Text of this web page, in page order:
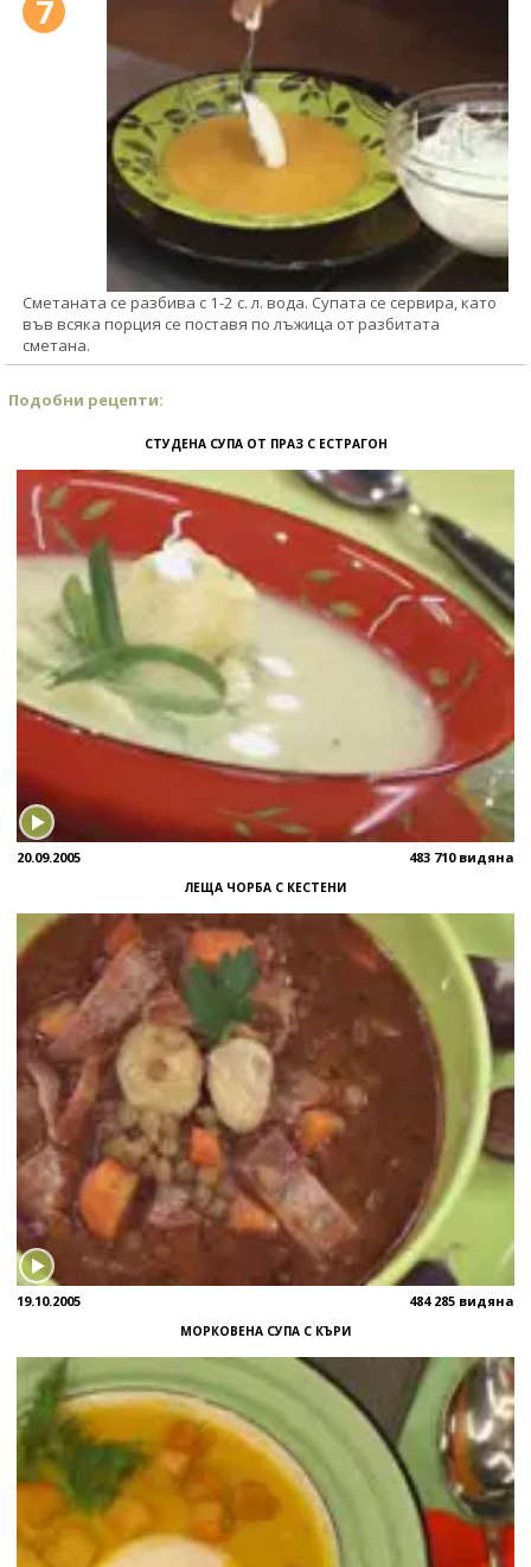
7
Сметаната се разбива с 1-2 с. л. вода. Супата се сервира, като
във всяка порция се поставя по лъжица от разбитата
сметана.
Подобни рецепти:
СТУДЕНА СУПА ОТ ПРАЗ С ЕСТРАГОН
20.09.2005 483 710 видяна
ЛЕЩА ЧОРБА С КЕСТЕНИ
19.10.2005 484 285 видяна
МОРКОВЕНА СУПА С КЪРИ